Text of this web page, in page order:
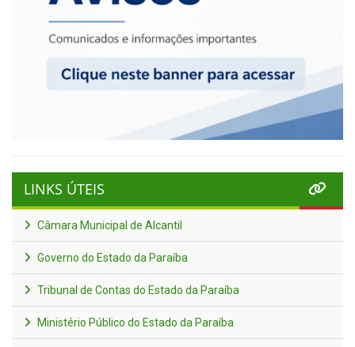
LINKS ÚTEIS
Câmara Municipal de Alcantil
Governo do Estado da Paraíba
Tribunal de Contas do Estado da Paraíba
Ministério Público do Estado da Paraíba